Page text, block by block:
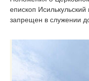
епископ
запрещен в служении